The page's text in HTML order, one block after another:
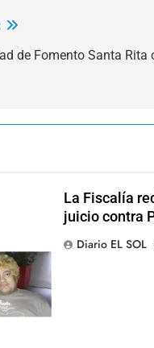
de Fomento Santa Rita
La Fiscalía
juicio contra
Diario EL SOL